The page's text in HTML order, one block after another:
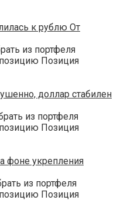
к рублю От
из портфеля
Позиция
доллар стабилен
из портфеля
Позиция
фоне укрепления
из портфеля
Позиция